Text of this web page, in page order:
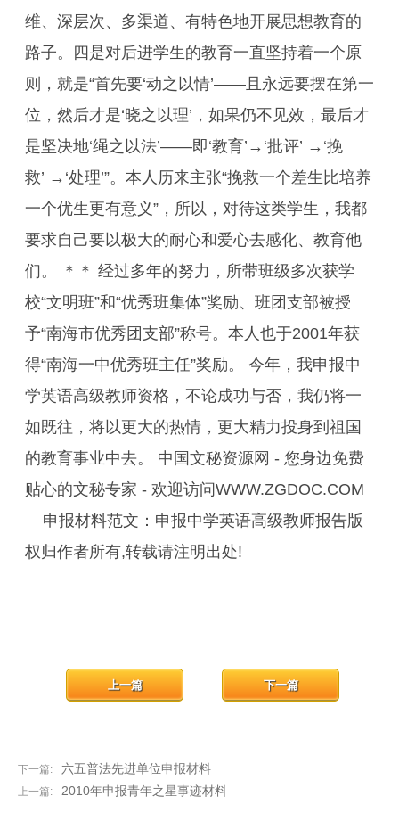
维、深层次、多渠道、有特色地开展思想教育的
路子。四是对后进学生的教育一直坚持着一个原
则，就是“首先要‘动之以情’——且永远要摆在第一
位，然后才是‘晓之以理’，如果仍不见效，最后才
是坚决地‘绳之以法’——即‘教育’→‘批评’ →‘挽
救’ →‘处理’”。本人历来主张“挽救一个差生比培养
一个优生更有意义”，所以，对待这类学生，我都
要求自己要以极大的耐心和爱心去感化、教育他
们。 ＊＊ 经过多年的努力，所带班级多次获学
校“文明班”和“优秀班集体”奖励、班团支部被授
予“南海市优秀团支部”称号。本人也于2001年获
得“南海一中优秀班主任”奖励。 今年，我申报中
学英语高级教师资格，不论成功与否，我仍将一
如既往，将以更大的热情，更大精力投身到祖国
的教育事业中去。 中国文秘资源网 - 您身边免费
贴心的文秘专家 - 欢迎访问WWW.ZGDOC.COM
申报材料范文：申报中学英语高级教师报告版
权归作者所有,转载请注明出处!
下一篇: 六五普法先进单位申报材料
下一篇
上一篇: 2010年申报青年之星事迹材料
上一篇